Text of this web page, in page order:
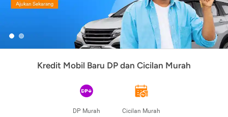
Kredit Mobil Baru DP dan Cicilan Murah
DP Murah Cicilan Murah